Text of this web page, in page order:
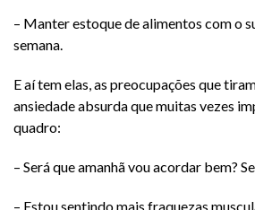
– Manter estoque de alimentos com o
semana.
E aí tem elas, as preocupações que
ansiedade absurda que muitas vezes
quadro:
– Será que amanhã vou acordar bem?
– Estou sentindo mais fraquezas